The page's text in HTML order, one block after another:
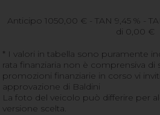
Anticipo 1050,00 € - TAN 9,45 % -
di 0,00 €
* I valori in tabella sono puramente
rata finanziaria non è comprensiva di
promozioni finanziarie in corso vi
approvazione di Baldini
La foto del veicolo può differire per
versione scelta.